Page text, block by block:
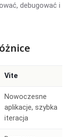
debugować i
Vite
Nowoczesne
aplikacje, szybka
iteracja